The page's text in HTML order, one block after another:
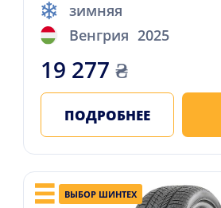
зимняя
Венгрия 2025
19 277 ₴
ПОДРОБНЕЕ
ВЫБОР ШИНТЕХ